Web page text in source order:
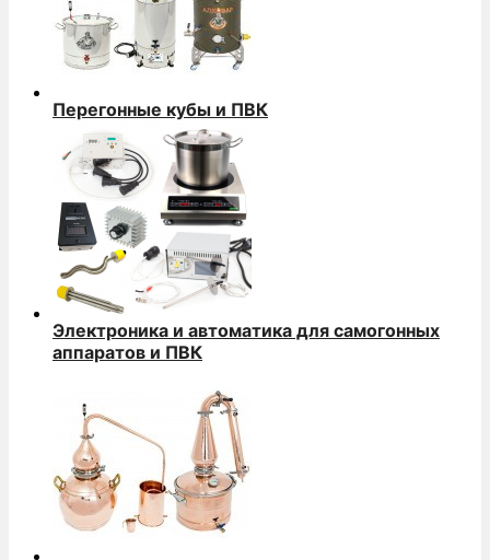
Перегонные кубы и ПВК
Электроника и автоматика для самогонных
аппаратов и ПВК